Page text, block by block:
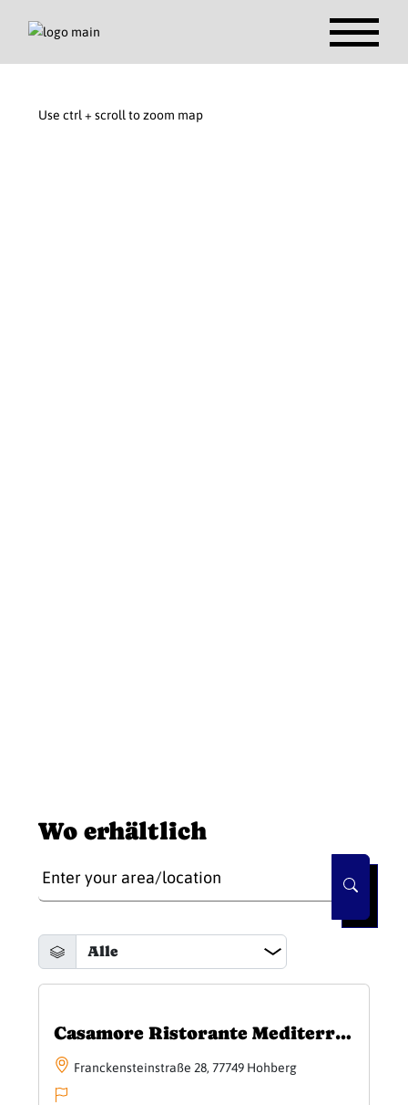
Use ctrl + scroll to zoom map
Wo erhältlich
Casamore Ristorante Mediterranea
Franckensteinstraße 28, 77749 Hohberg